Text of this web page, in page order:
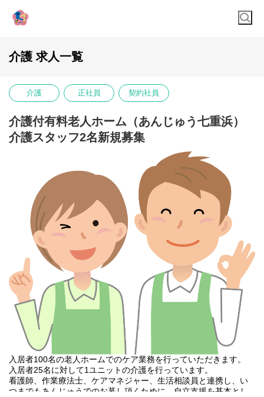
介護 求人一覧
介護 正社員 契約社員
介護付有料老人ホーム（あんじゅう七重浜）
介護スタッフ2名新規募集
入居者100名の老人ホームでのケア業務を行っていただきます。
入居者25名に対して1ユニットの介護を行っています。
看護師、作業療法士、ケアマネジャー、生活相談員と連携し、い
つまでもあんじゅうでのお暮し頂くために、自立支援を基本とし